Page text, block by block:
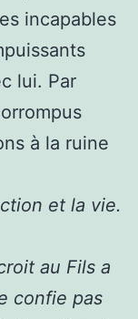
incapables
lui. Par
à la ruine
et la vie.
au Fils a
confie pas